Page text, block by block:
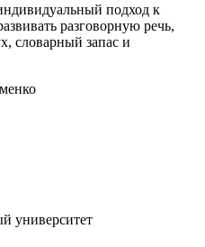
подход к
разговорную речь,
словарный запас и
университет